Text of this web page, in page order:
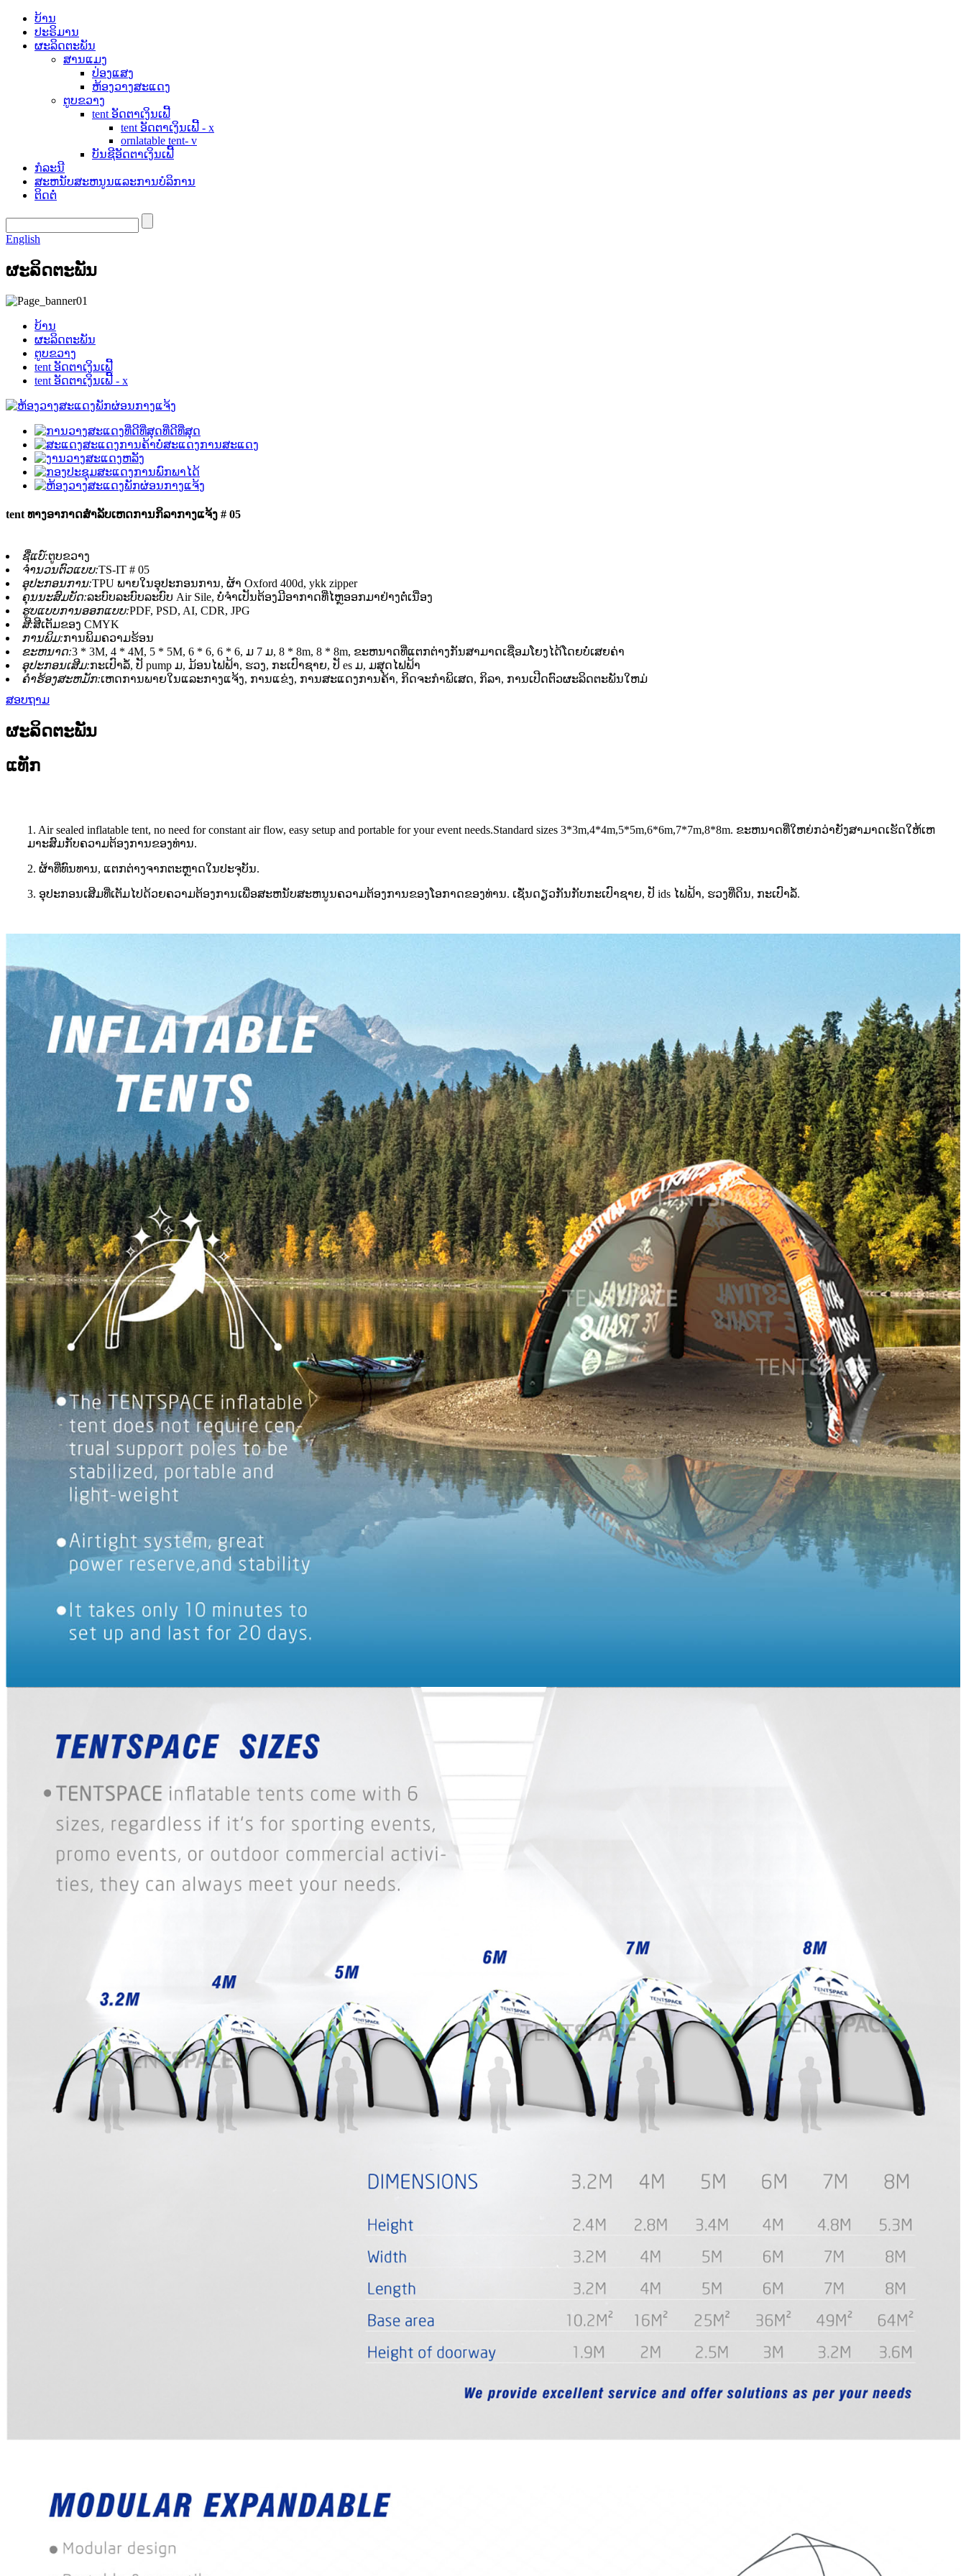
ບ້ານ
ປະຣິມານ
ຜະລິດຕະພັນ
ສານແມງ
ປ່ອງແສງ
ຫ້ອງວາງສະແດງ
ຕູບຂວາງ
tent ອັດຕາເງິນເຟີ້
tent ອັດຕາເງິນເຟີ້ - x
ornlatable tent- v
ບັນຊີອັດຕາເງິນເຟີ້
ກໍລະນີ
ສະຫນັບສະຫນູນແລະການບໍລິການ
ຕິດຕໍ່
English
ຜະລິດຕະພັນ
ບ້ານ
ຜະລິດຕະພັນ
ຕູບຂວາງ
tent ອັດຕາເງິນເຟີ້
tent ອັດຕາເງິນເຟີ້ - x
tent ທາງອາກາດສໍາລັບເຫດການກິລາກາງແຈ້ງ # 05
ຊື່ແບ໌:ຕູບຂວາງ
ຈໍານວນຕົວແບບ:TS-IT # 05
ອຸປະກອນການ:TPU ພາຍໃນອຸປະກອນການ, ຜ້າ Oxford 400d, ykk zipper
ຄຸນນະສົມບັດ:ລະບົບລະບົບລະບົບ Air Sile, ບໍ່ຈໍາເປັນຕ້ອງມີອາກາດທີ່ໄຫຼອອກມາຢ່າງຕໍ່ເນື່ອງ
ຮູບແບບການອອກແບບ:PDF, PSD, AI, CDR, JPG
ສີ:ສີເຕັມຂອງ CMYK
ການພິມ:ການພິມຄວາມຮ້ອນ
ຂະຫນາດ:3 * 3M, 4 * 4M, 5 * 5M, 6 * 6, 6 * 6, ມ 7 ມ, 8 * 8m, 8 * 8m, ຂະຫນາດທີ່ແຕກຕ່າງກັນສາມາດເຊື່ອມໂຍງໄດ້ໂດຍບໍ່ເສຍຄ່າ
ອຸປະກອນເສີມ:ກະເປົາລໍ້, ປັ pump ມ, ມ້ອນໄຟຟ້າ, ຮວງ, ກະເປົາຊາຍ, ປັ es ມ, ມສຸດໄຟຟ້າ
ຄໍາຮ້ອງສະຫມັກ:ເຫດການພາຍໃນແລະກາງແຈ້ງ, ການແຂ່ງ, ການສະແດງການຄ້າ, ກິດຈະກໍາພິເສດ, ກິລາ, ການເປີດຕົວຜະລິດຕະພັນໃຫມ່
ສອບຖາມ
ຜະລິດຕະພັນ
ແທັກ
1. Air sealed inflatable tent, no need for constant air flow, easy setup and portable for your event needs.Standard sizes 3*3m,4*4m,5*5m,6*6m,7*7m,8*8m. ຂະຫນາດທີ່ໃຫຍ່ກວ່າຍັງສາມາດເຮັດໃຫ້ເຫ
ມາະສົມກັບຄວາມຕ້ອງການຂອງທ່ານ.
2. ຜ້າທີ່ທົນທານ, ແຕກຕ່າງຈາກຕະຫຼາດໃນປະຈຸບັນ.
3. ອຸປະກອນເສີມທີ່ເຕັມໄປດ້ວຍຄວາມຕ້ອງການເພື່ອສະຫນັບສະຫນູນຄວາມຕ້ອງການຂອງໂອກາດຂອງທ່ານ. ເຊັ່ນດຽວກັນກັບກະເປົາຊາຍ, ປັ ids ໄຟຟ້າ, ຮວງທີ່ດິນ, ກະເປົາລໍ້.